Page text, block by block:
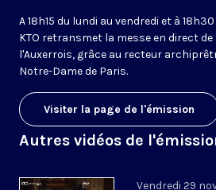
A 18h15 du lundi au vendredi et à
KTO retransmet la messe en direct
l'Auxerrois, grâce au recteur
Notre-Dame de Paris.
Visiter la page de l'émission
Autres vidéos de
Vendredi 29